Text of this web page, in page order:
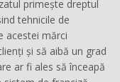
primește dreptul
tehnicile de
acestei mărci
și să aibă un grad
ar fi ales să înceapă